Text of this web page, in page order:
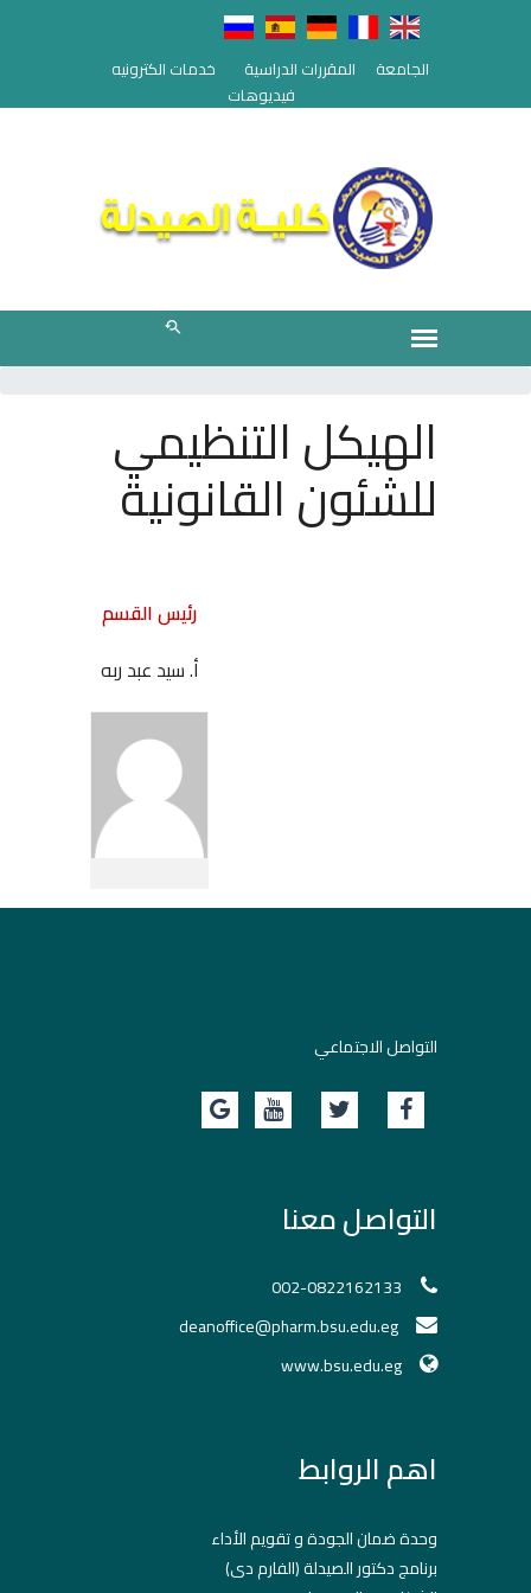
الجامعة المقررات الدراسية
خدمات الكترونيه
فيديوهات
الهيكل التنظيمي
للشئون القانونية
رئيس القسم
أ. سيد عبد ربه
التواصل الاجتماعي
التواصل معنا
002-0822162133
www.bsu.edu.eg
اهم الروابط
وحدة ضمان الجودة و تقويم الأداء
برنامج دكتور الصيدلة (الفارم دى)